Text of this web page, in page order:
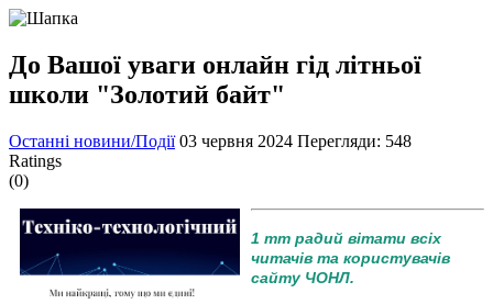
До Вашої уваги онлайн гід літньої
школи "Золотий байт"
Останні новини/Події 03 червня 2024 Перегляди: 548
Ratings
(0)
1 тт радий вітати всіх
читачів та користувачів
сайту ЧОНЛ.